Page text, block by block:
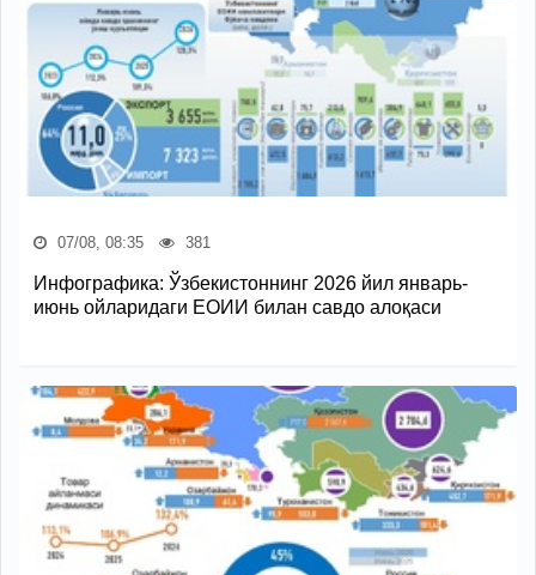
07/08, 08:35 381
Инфографика: Ўзбекистоннинг 2026 йил январь-
июнь ойларидаги ЕОИИ билан савдо алоқаси